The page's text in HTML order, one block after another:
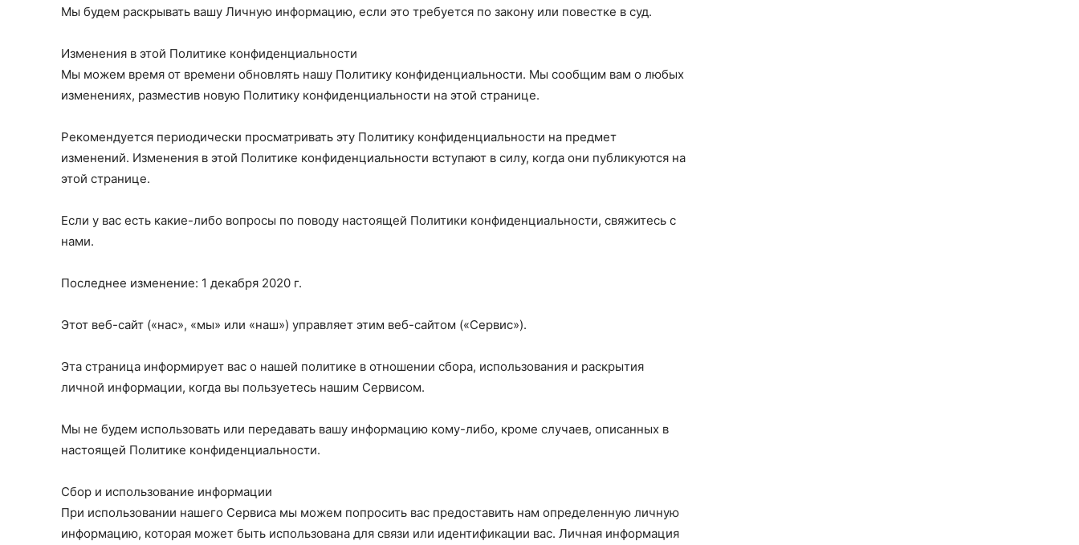
Мы будем раскрывать вашу Личную информацию, если это требуется по закону или повестке в суд.
Изменения в этой Политике конфиденциальности
Мы можем время от времени обновлять нашу Политику конфиденциальности. Мы сообщим вам о любых
изменениях, разместив новую Политику конфиденциальности на этой странице.
Рекомендуется периодически просматривать эту Политику конфиденциальности на предмет
изменений. Изменения в этой Политике конфиденциальности вступают в силу, когда они публикуются на
этой странице.
Если у вас есть какие-либо вопросы по поводу настоящей Политики конфиденциальности, свяжитесь с
нами.
Последнее изменение: 1 декабря 2020 г.
Этот веб-сайт («нас», «мы» или «наш») управляет этим веб-сайтом («Сервис»).
Эта страница информирует вас о нашей политике в отношении сбора, использования и раскрытия
личной информации, когда вы пользуетесь нашим Сервисом.
Мы не будем использовать или передавать вашу информацию кому-либо, кроме случаев, описанных в
настоящей Политике конфиденциальности.
Сбор и использование информации
При использовании нашего Сервиса мы можем попросить вас предоставить нам определенную личную
информацию, которая может быть использована для связи или идентификации вас. Личная информация